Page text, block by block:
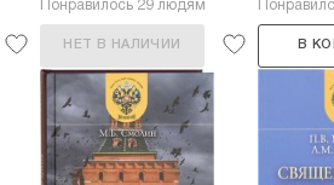
Понравилось 29 людям
НЕТ В НАЛИЧИИ В